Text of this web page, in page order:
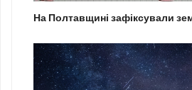
На Полтавщині зафіксували